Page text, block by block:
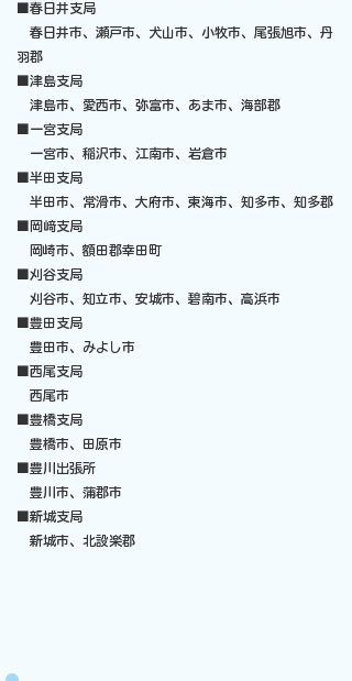
■春日井支局
春日井市、瀬戸市、犬山市、小牧市、尾張旭市、丹
羽郡
■津島支局
津島市、愛西市、弥富市、あま市、海部郡
■一宮支局
一宮市、稲沢市、江南市、岩倉市
■半田支局
半田市、常滑市、大府市、東海市、知多市、知多郡
■岡﨑支局
​ 岡崎市、額田郡幸田町
■刈谷支局
刈谷市、知立市、安城市、碧南市、高浜市
■豊田支局
豊田市、みよし市
■西尾支局
​ 西尾市
■豊橋支局
豊橋市、田原市
■豊川出張所
豊川市、蒲郡市
■新城支局
新城市、北設楽郡